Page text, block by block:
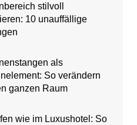
stilvoll
10 unauffällige
als
So verändern
ganzen Raum
wie im Luxushotel: So